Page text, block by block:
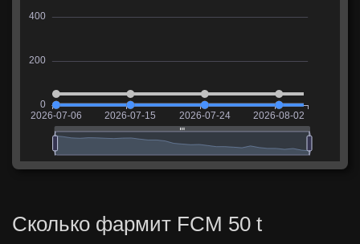
Сколько фармит FCM 50 t